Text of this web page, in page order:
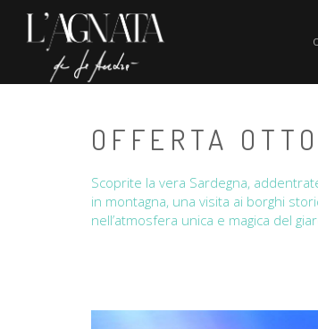
OFFERTA
Scoprite la vera Sardegna,
in montagna, una visita ai borghi
nell’atmosfera unica e magica del